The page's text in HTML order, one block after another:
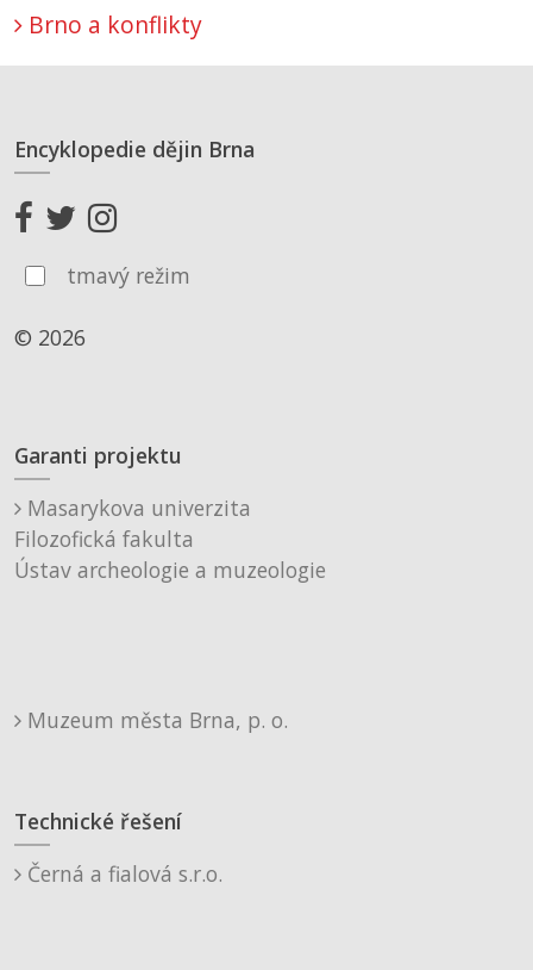
Brno a konflikty
Encyklopedie dějin Brna
tmavý režim
© 2026
Garanti projektu
Masarykova univerzita
Filozofická fakulta
Ústav archeologie a muzeologie
Muzeum města Brna, p. o.
Technické řešení
Černá a fialová s.r.o.